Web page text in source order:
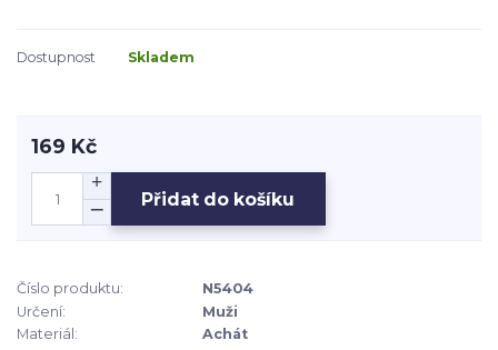
Dostupnost Skladem
169 Kč
Přidat do košíku
Číslo produktu:
N5404
Určení:
Muži
Materiál:
Achát